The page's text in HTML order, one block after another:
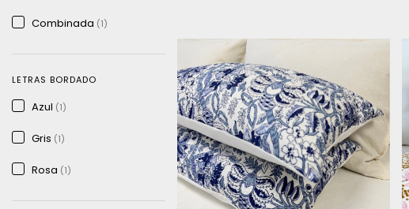
Combinada (1)
LETRAS BORDADO
Azul (1)
Gris (1)
Rosa (1)